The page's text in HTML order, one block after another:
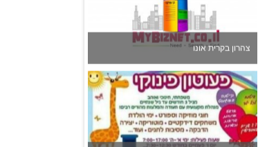
פעוטון פינוקי במודיעין